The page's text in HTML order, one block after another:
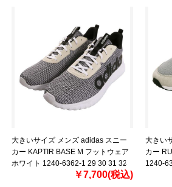
大きいサイズ メンズ adidas スニー
カー KAPTIR BASE M フットウェア
ホワイト 1240-6362-1 29 30 31 32
￥7,700(税込)
大きい
カー
1240-